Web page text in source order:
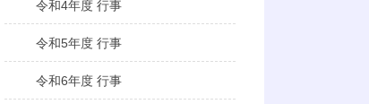
令和4年度 行事
令和5年度 行事
令和6年度 行事